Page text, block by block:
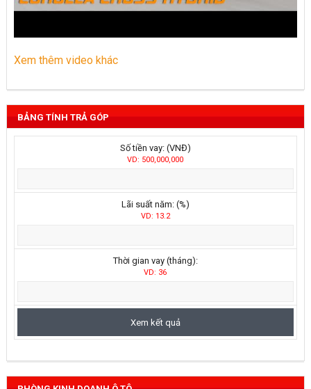
Xem thêm video khác
BẢNG TÍNH TRẢ GÓP
Số tiền vay: (VNĐ)
VD: 500,000,000
Lãi suất năm: (%)
VD: 13.2
Thời gian vay (tháng):
VD: 36